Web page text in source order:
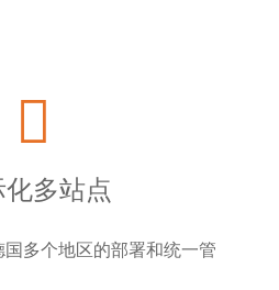
化多站点
多个地区的部署和统一管